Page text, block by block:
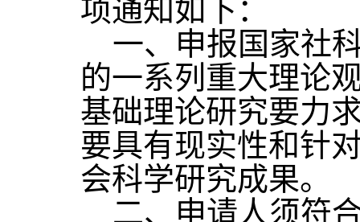
项通知如下：
一、申报国家社
的一系列重大理论
基础理论研究要力
要具有现实性和针
会科学研究成果。
二、申请人须符